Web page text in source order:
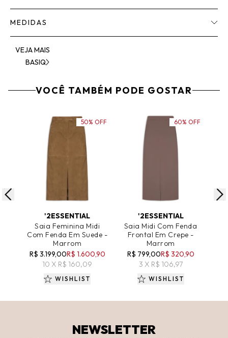
MEDIDAS
VEJA MAIS
BASIQ
VOCÊ TAMBÉM PODE GOSTAR
ADICIONAR AO CARRINHO
'2ESSENTIAL
Saia Feminina Midi
Com Fenda Em Suede -
Marrom
R$ 3.199,00R$ 1.600,90
10 X R$ 160,09
50% OFF
WISHLIST
ADICIONAR AO CARRINHO
'2ESSENTIAL
Saia Midi Com Fenda
Frontal Em Crepe -
Marrom
R$ 799,00R$ 320,90
3 X R$ 106,97
60% OFF
WISHLIST
NEWSLETTER